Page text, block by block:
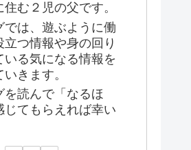
む２児の父です。
では、遊ぶように働
立つ情報や身の回り
いる気になる情報を
きます。
を読んで「なるほ
じてもらえれば幸い